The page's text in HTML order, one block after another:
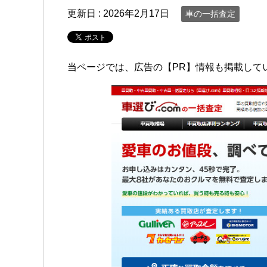
更新日 : 2026年2月17日 車の一括査定
当ページでは、広告の【PR】情報も掲載して